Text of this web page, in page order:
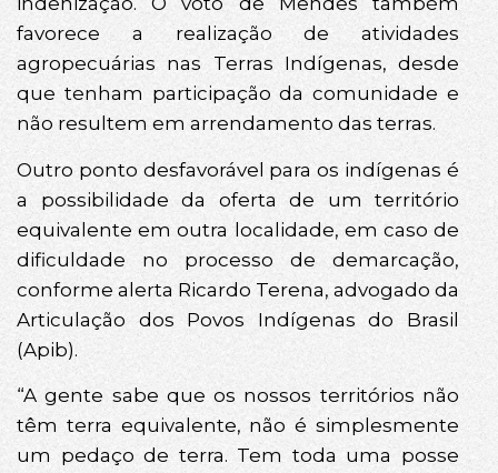
favorece a realização de atividades
agropecuárias nas Terras Indígenas, desde
que tenham participação da comunidade e
não resultem em arrendamento das terras.
Outro ponto desfavorável para os indígenas é
a possibilidade da oferta de um território
equivalente em outra localidade, em caso de
dificuldade no processo de demarcação,
conforme alerta Ricardo Terena, advogado da
Articulação dos Povos Indígenas do Brasil
(Apib).
“A gente sabe que os nossos territórios não
têm terra equivalente, não é simplesmente
um pedaço de terra. Tem toda uma posse